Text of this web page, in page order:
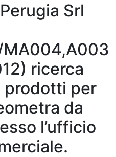
Srl
ricerca
prodotti per
da
l’ufficio